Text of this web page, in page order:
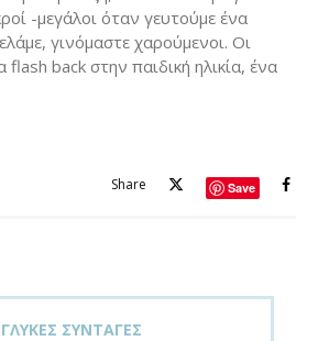
-μεγάλοι όταν γευτούμε ένα
γινόμαστε χαρούμενοι. Οι
flash back στην παιδική ηλικία, ένα
Share Save
ΓΛΥΚΈΣ ΣΥΝΤΑΓΈΣ